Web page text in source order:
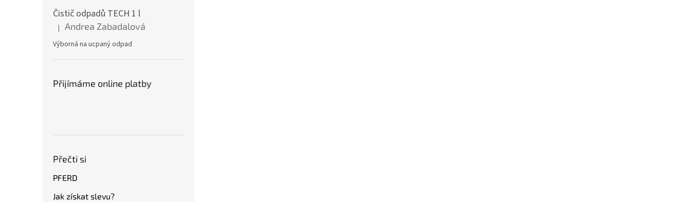
Čistič odpadů TECH 1 l
Hodnocení produktu je 5 z 5 hvězdiček.
| Andrea Zabadalová
Výborná na ucpaný odpad
Přijímáme online platby
Přečti si
PFERD
Jak získat slevu?